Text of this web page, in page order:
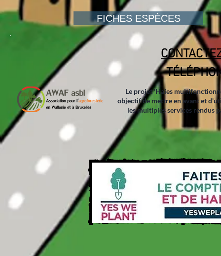
FICHES ESPÈCES
Le projet 'Haies
objectif de mettre en avant et
les multiples services rendus